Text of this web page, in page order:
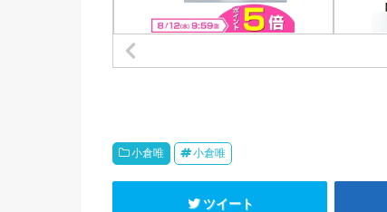
小倉唯 小倉唯
ツイート